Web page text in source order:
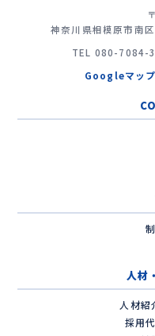
神奈川県相模原市南
TEL 080-7084-
Googleマッ
人材
人材紹
採用